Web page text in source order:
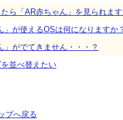
ら「AR赤ちゃん」を見られます
」が使えるOSは何になりますか
」がでてきません・・・？
並べ替えたい